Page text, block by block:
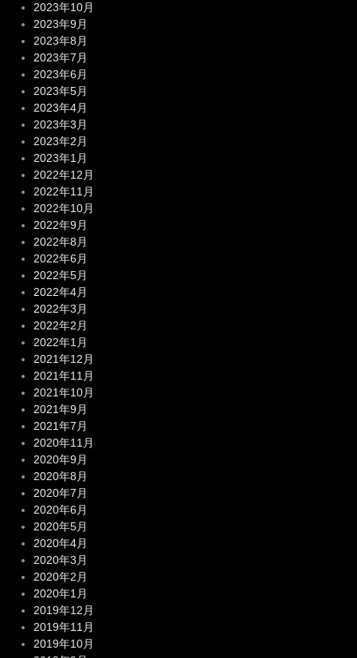
2023年10月
2023年9月
2023年8月
2023年7月
2023年6月
2023年5月
2023年4月
2023年3月
2023年2月
2023年1月
2022年12月
2022年11月
2022年10月
2022年9月
2022年8月
2022年6月
2022年5月
2022年4月
2022年3月
2022年2月
2022年1月
2021年12月
2021年11月
2021年10月
2021年9月
2021年7月
2020年11月
2020年9月
2020年8月
2020年7月
2020年6月
2020年5月
2020年4月
2020年3月
2020年2月
2020年1月
2019年12月
2019年11月
2019年10月